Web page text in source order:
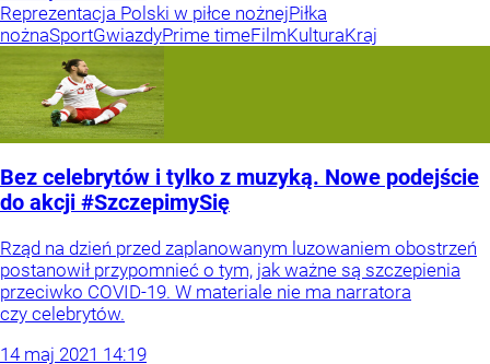
Reprezentacja Polski w piłce nożnejPiłka
nożnaSportGwiazdyPrime timeFilmKulturaKraj
Bez celebrytów i tylko z muzyką. Nowe podejście
do akcji #SzczepimySię
Rząd na dzień przed zaplanowanym luzowaniem obostrzeń
postanowił przypomnieć o tym, jak ważne są szczepienia
przeciwko COVID-19. W materiale nie ma narratora
czy celebrytów.
14 maj 2021 14:19